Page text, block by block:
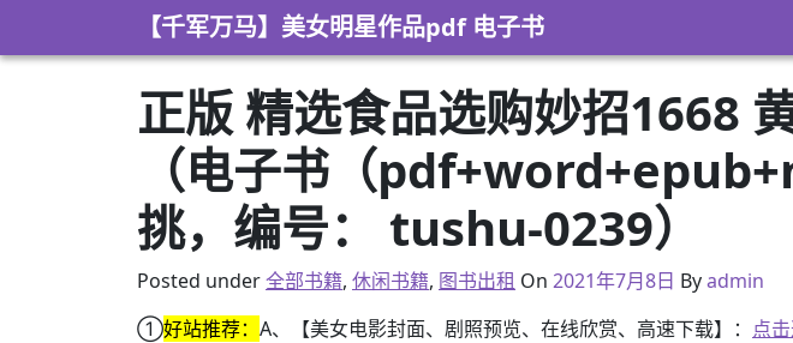
【千军万马】美女明星作品pdf 电子书
正版 精选食品选购妙招1668
（电子书（
挑，编号： tushu-0239）
Posted under全部书籍, 休闲书籍, 图书出租 On 2021年2月28日
2021年7月8日 Byadmin
①好站推荐： A、【美女电影封面、剧照预览、在线欣赏、高速下载】： 点